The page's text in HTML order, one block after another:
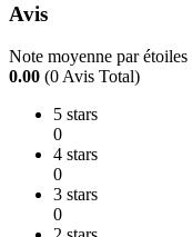
Avis
Note moyenne par étoiles
0.00 (0 Avis Total)
5 stars
0
4 stars
0
3 stars
0